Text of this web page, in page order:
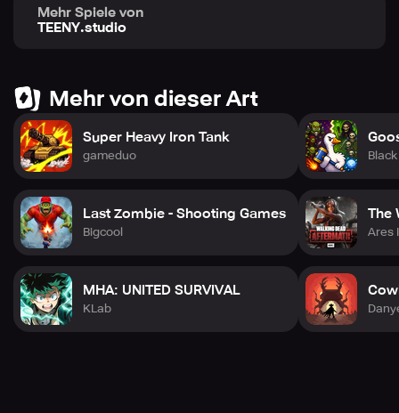
Mehr Spiele von
TEENY.studio
Mehr von dieser Art
Super Heavy Iron Tank
gameduo
Last Zombie - Shooting Games
Bigcool
MHA: UNITED SURVIVAL
KLab
The
Ares